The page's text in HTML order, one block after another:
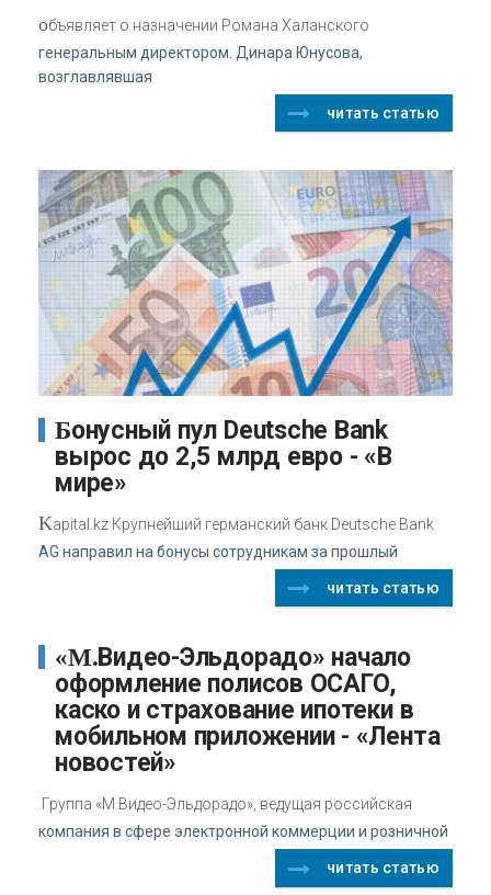
объявляет о назначении Романа Халанского
генеральным директором. Динара Юнусова,
возглавлявшая
читать статью
Бонусный пул Deutsche Bank
вырос до 2,5 млрд евро - «В
мире»
Kapital.kz Крупнейший германский банк Deutsche Bank
AG направил на бонусы сотрудникам за прошлый
читать статью
«М.Видео-Эльдорадо» начало
оформление полисов ОСАГО,
каско и страхование ипотеки в
мобильном приложении - «Лента
новостей»
Группа «М.Видео-Эльдорадо», ведущая российская
компания в сфере электронной коммерции и розничной
читать статью